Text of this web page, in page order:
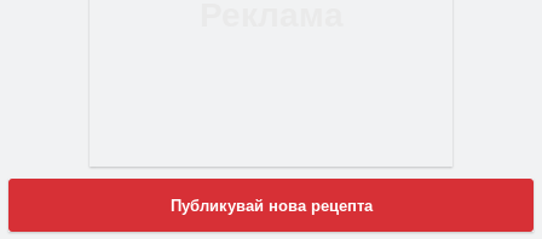
Публикувай нова рецепта